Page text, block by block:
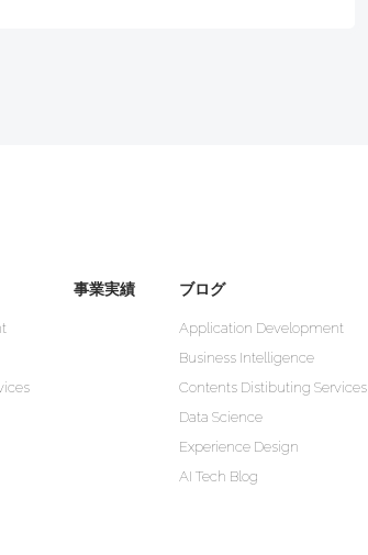
事業実績 ブログ
Application Development
Business Intelligence
Contents Distibuting Services
Data Science
Experience Design
AI Tech Blog